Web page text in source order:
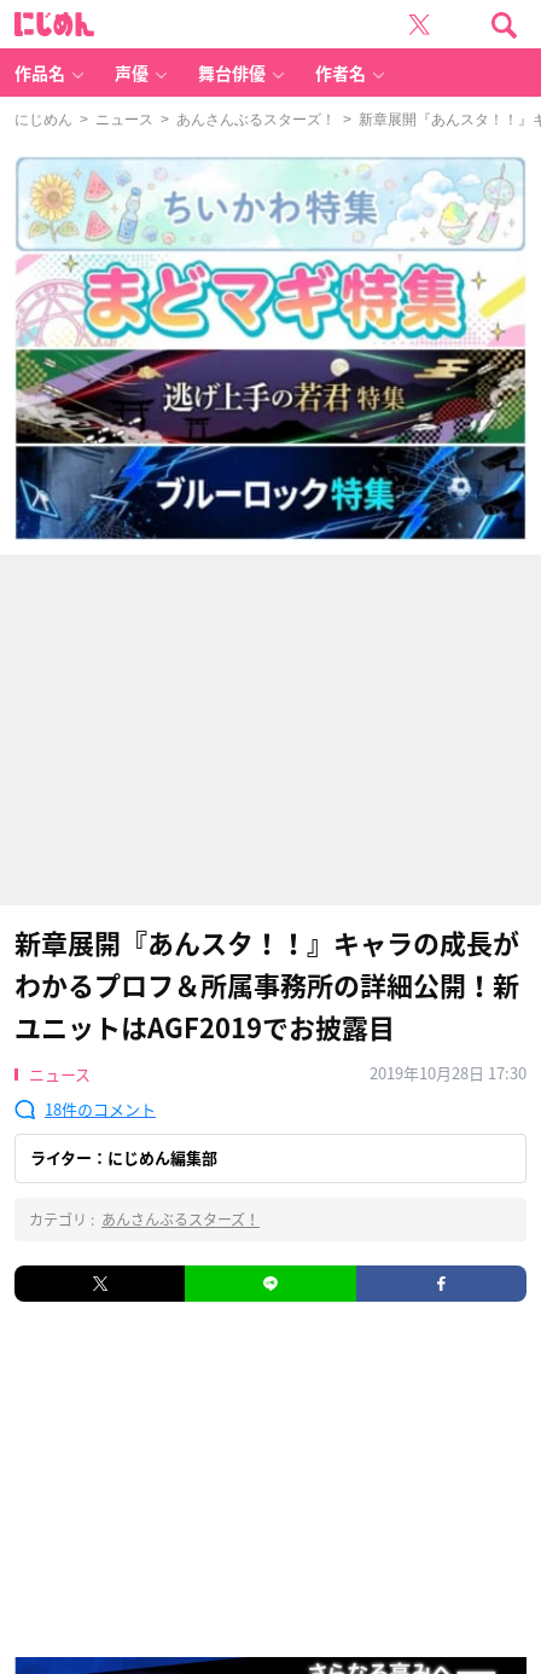
作品名 声優 舞台俳優 作者名
にじめん > ニュース > あんさんぶるスターズ！ > 新章展開『あんスタ！！』
新章展開『あんスタ！！』キャラの成長が
わかるプロフ＆所属事務所の詳細公開！新
ユニットはAGF2019でお披露目
ニュース
2019年10月28日 17:30
18
ライター：にじめん編集部
カテゴリ : あんさんぶるスターズ！